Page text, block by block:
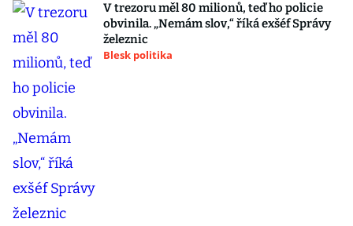
V trezoru měl 80 milionů, teď ho policie
obvinila. „Nemám slov,“ říká exšéf Správy
železnic
Blesk politika